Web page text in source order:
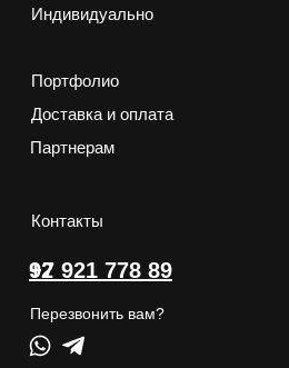
Индивидуально
Портфолио
Доставка и оплата
Партнерам
Контакты
Перезвонить вам?
+7 921 778 89 92